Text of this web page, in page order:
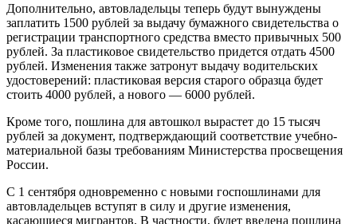
Дополнительно, автовладельцы теперь будут вынуждены
заплатить 1500 рублей за выдачу бумажного свидетельства о
регистрации транспортного средства вместо привычных 500
рублей. За пластиковое свидетельство придется отдать 4500
рублей. Изменения также затронут выдачу водительских
удостоверений: пластиковая версия старого образца будет
стоить 4000 рублей, а нового — 6000 рублей.
Кроме того, пошлина для автошкол вырастет до 15 тысяч
рублей за документ, подтверждающий соответствие учебно-
материальной базы требованиям Министерства просвещения
России.
С 1 сентября одновременно с новыми госпошлинами для
автовладельцев вступят в силу и другие изменения,
касающиеся мигрантов. В частности, будет введена пошлина